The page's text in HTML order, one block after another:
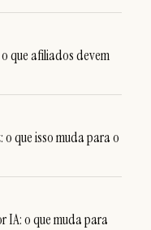
que afiliados devem
que isso muda para o
IA: o que muda para